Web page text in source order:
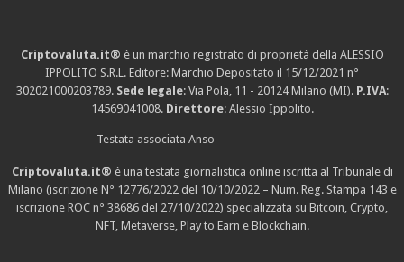
Criptovaluta.it® è un marchio registrato di proprietà della ALESSIO
IPPOLITO S.R.L. Editore: Marchio Depositato il 15/12/2021 n°
302021000203789. Sede legale: Via Pola, 11 - 20124 Milano (MI). P.IVA:
14569041008. Direttore: Alessio Ippolito.
Testata associata Anso
Criptovaluta.it® è una testata giornalistica online iscritta al Tribunale di
Milano (iscrizione N° 12776/2022 del 10/10/2022 – Num. Reg. Stampa 143 e
iscrizione ROC n° 38686 del 27/10/2022) specializzata su Bitcoin, Crypto,
NFT, Metaverse, Play to Earn e Blockchain.